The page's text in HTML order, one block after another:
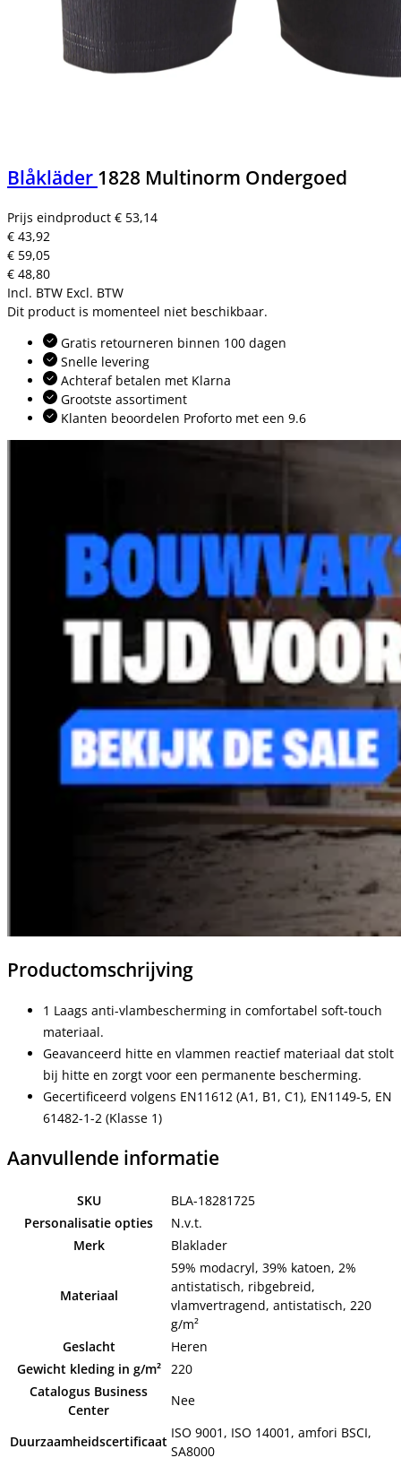
Blåkläder 1828 Multinorm Ondergoed
Prijs eindproduct € 53,14
€ 43,92
€ 59,05
€ 48,80
Incl. BTW Excl. BTW
Dit product is momenteel niet beschikbaar.
Gratis retourneren binnen 100 dagen
Snelle levering
Achteraf betalen met Klarna
Grootste assortiment
Klanten beoordelen Proforto met een 9.6
Productomschrijving
1 Laags anti-vlambescherming in comfortabel soft-touch
materiaal.
Geavanceerd hitte en vlammen reactief materiaal dat stolt
bij hitte en zorgt voor een permanente bescherming.
Gecertificeerd volgens EN11612 (A1, B1, C1), EN1149-5, EN
61482-1-2 (Klasse 1)
Aanvullende informatie
SKU
BLA-18281725
Personalisatie opties
N.v.t.
Merk
Blaklader
Materiaal
59% modacryl, 39% katoen, 2%
antistatisch, ribgebreid,
vlamvertragend, antistatisch, 220
g/m²
Geslacht
Heren
Gewicht kleding in g/m²
220
Catalogus Business
Center
Nee
Duurzaamheidscertificaat
ISO 9001, ISO 14001, amfori BSCI,
SA8000